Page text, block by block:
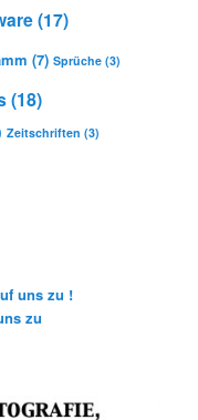
(17)
(7) Sprüche (3)
(18)
Zeitschriften (3)
uns zu !
zu